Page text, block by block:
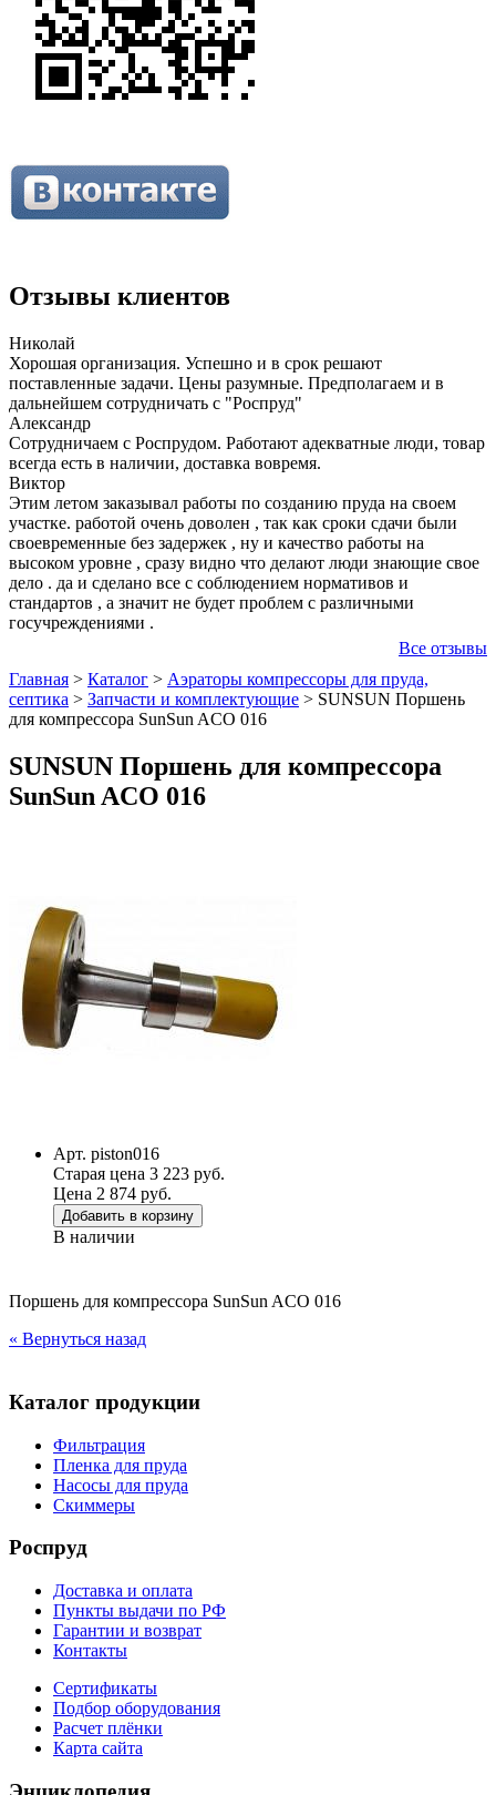
Отзывы клиентов
Николай
Хорошая организация. Успешно и в срок решают
поставленные задачи. Цены разумные. Предполагаем и в
дальнейшем сотрудничать с "Роспруд"
Александр
Сотрудничаем с Роспрудом. Работают адекватные люди, товар
всегда есть в наличии, доставка вовремя.
Виктор
Этим летом заказывал работы по созданию пруда на своем
участке. работой очень доволен , так как сроки сдачи были
своевременные без задержек , ну и качество работы на
высоком уровне , сразу видно что делают люди знающие свое
дело . да и сделано все с соблюдением нормативов и
стандартов , а значит не будет проблем с различными
госучреждениями .
Все отзывы
Главная > Каталог > Аэраторы компрессоры для пруда,
септика > Запчасти и комплектующие > SUNSUN Поршень
для компрессора SunSun ACO 016
SUNSUN Поршень для компрессора
SunSun ACO 016
Арт. piston016
Старая цена 3 223 руб.
Цена 2 874 руб.
Добавить в корзину
В наличии
Поршень для компрессора SunSun ACO 016
« Вернуться назад
Каталог продукции
Фильтрация
Пленка для пруда
Насосы для пруда
Скиммеры
Роспруд
Доставка и оплата
Пункты выдачи по РФ
Гарантии и возврат
Контакты
Сертификаты
Подбор оборудования
Расчет плёнки
Карта сайта